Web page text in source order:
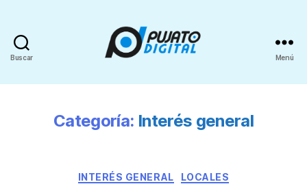
Buscar Menú
Categoría: Interés general
INTERÉS GENERAL LOCALES